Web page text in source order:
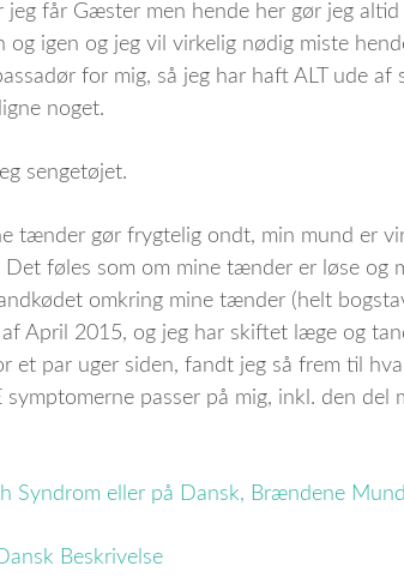
får Gæster men hende her gør jeg
og igen og jeg vil virkelig nødig miste
for mig, så jeg har haft ALT ude
noget.
sengetøjet.
tænder gør frygtelig ondt, min mund er
Det føles som om mine tænder er løse og
omkring mine tænder (helt
April 2015, og jeg har skiftet læge og
et par uger siden, fandt jeg så frem til
symptomerne passer på mig, inkl. den
Syndrom eller på Dansk, Brændene
Beskrivelse